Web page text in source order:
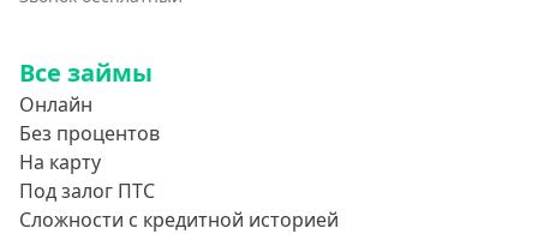
Наподобие Займера
Словно золотая корона
Привет Сосед
Квику
Все займы
Онлайн
Без процентов
На карту
Под залог ПТС
Сложности с кредитной историей